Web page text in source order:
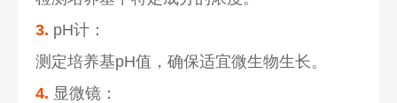
3. pH计：
测定培养基pH值，确保适宜微生物生长。
4. 显微镜：